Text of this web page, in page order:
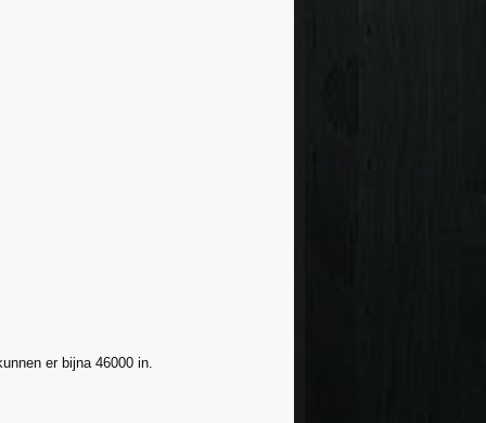
er bijna 46000 in.